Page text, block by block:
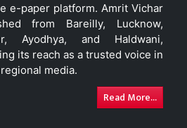
e-paper platform. Amrit Vichar
from Bareilly, Lucknow,
Ayodhya, and Haldwani,
its reach as a trusted voice in
media.
Read More...